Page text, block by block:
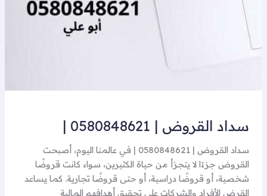
سداد القروض | 0580848621 |
سداد القروض | 0580848621 | في عالمنا اليوم، أصبحت
القروض جزءًا لا يتجزأ من حياة الكثيرين، سواء كانت قروضًا
شخصية، أو قروضًا دراسية، أو حتى قروضًا تجارية. كما يساعد
القرض الأفراد والشركات على تحقيق أهدافهم المالية